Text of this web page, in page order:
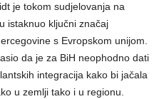
je tokom sudjelovanja na
istaknuo ključni značaj
s Evropskom unijom.
da je za BiH neophodno dati
integracija kako bi jačala
u zemlji tako i u regionu.